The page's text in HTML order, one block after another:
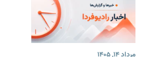
مرداد ۱۴, ۱۴۰۵